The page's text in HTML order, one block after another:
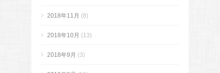
2018年11月 (8)
2018年10月 (13)
2018年9月 (3)